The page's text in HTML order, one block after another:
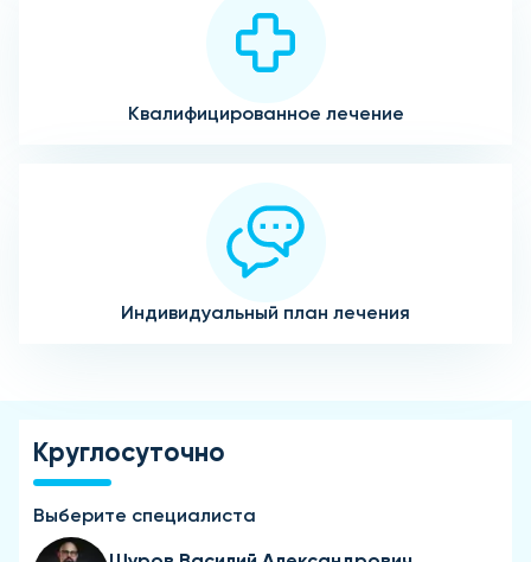
Квалифицированное лечение
Индивидуальный план лечения
Круглосуточно
Выберите специалиста